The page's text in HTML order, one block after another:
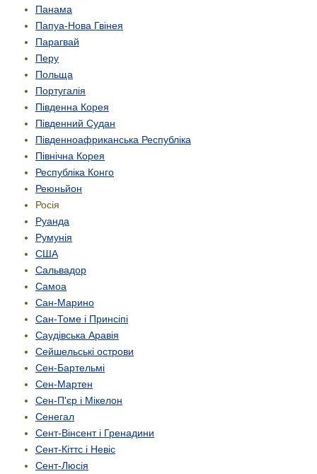
Панама
Папуа-Нова Гвінея
Парагвай
Перу
Польща
Португалія
Південна Корея
Південний Судан
Південно­африканська Республіка
Північна Корея
Республіка Конго
Реюньйон
Росія
Руанда
Румунія
США
Сальвадор
Самоа
Сан-Марино
Сан-Томе і Принсіпі
Саудівська Аравія
Сейшельські острови
Сен-Бартельмі
Сен-Мартен
Сен-П'єр і Мікелон
Сенегал
Сент-Вінсент і Гренадини
Сент-Кіттс і Невіс
Сент-Люсія